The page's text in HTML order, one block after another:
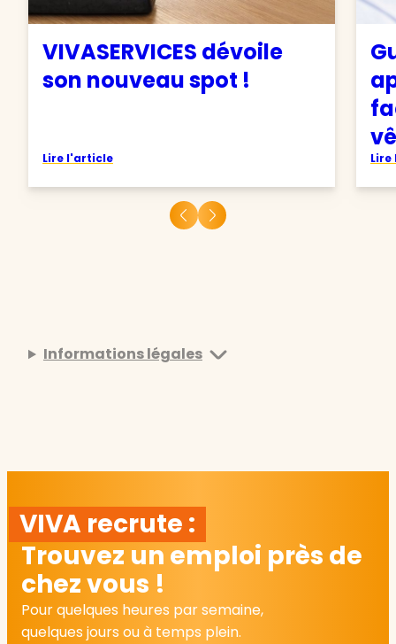
VIVASERVICES dévoile
son nouveau spot !
Lire l'article
Informations légales
VIVA recrute :
Trouvez un emploi près de
chez vous !
Pour quelques heures par semaine,
quelques jours ou à temps plein.